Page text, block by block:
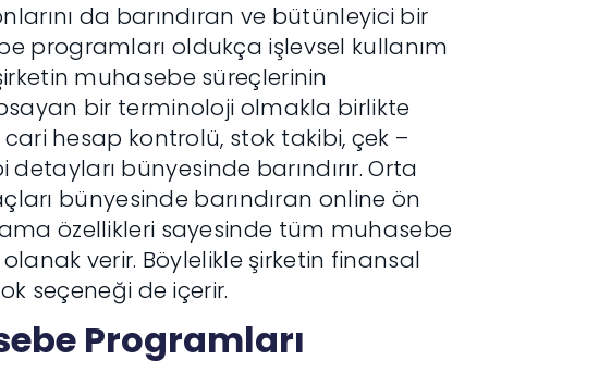
da barındıran ve bütünleyici bir
programları oldukça işlevsel kullanım
muhasebe süreçlerinin
bir terminoloji olmakla birlikte
hesap kontrolü, stok takibi, çek –
bünyesinde barındırır. Orta
bünyesinde barındıran online ön
özellikleri sayesinde tüm muhasebe
verir. Böylelikle şirketin finansal
seçeneği de içerir.
Programları